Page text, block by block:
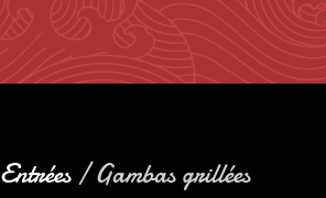
Entrées/ Gambas grillées